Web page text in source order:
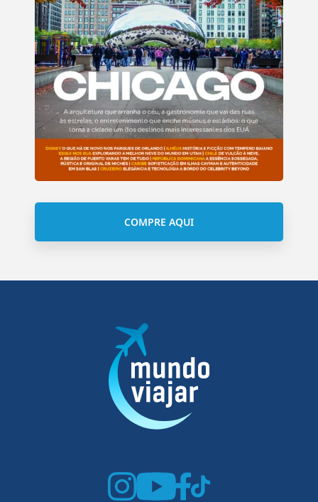
COMPRE AQUI